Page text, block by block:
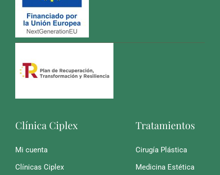
Clínica Ciplex
Mi cuenta
Clínicas Ciplex
Tratamientos
Cirugía Plástica
Medicina Estética